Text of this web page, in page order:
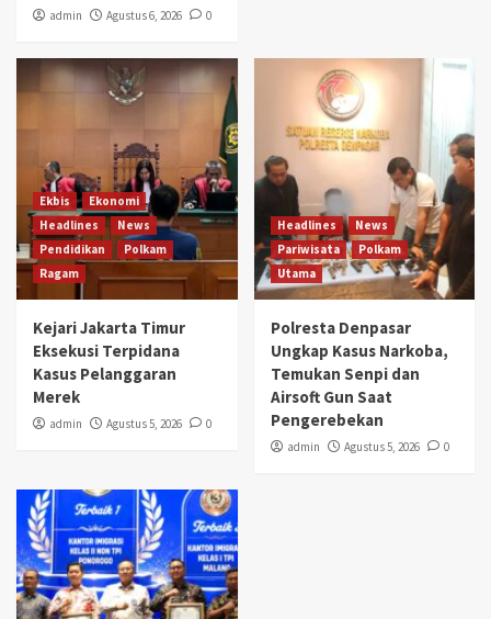
admin Agustus 6, 2026 0
Ekbis
Ekonomi
Headlines
News
Pendidikan
Polkam
Ragam
Kejari Jakarta Timur
Eksekusi Terpidana
Kasus Pelanggaran
Merek
admin Agustus 5, 2026 0
Headlines
News
Pariwisata
Polkam
Utama
Polresta Denpasar
Ungkap Kasus Narkoba,
Temukan Senpi dan
Airsoft Gun Saat
Pengerebekan
admin Agustus 5, 2026 0